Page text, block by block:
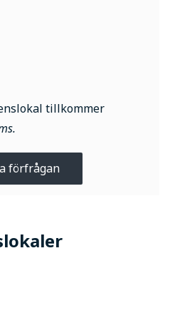
tillkommer
förfrågan